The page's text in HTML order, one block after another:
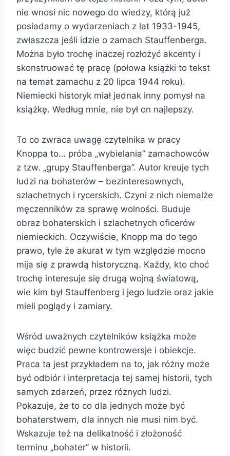
nie wnosi nic nowego do wiedzy, którą już
posiadamy o wydarzeniach z lat 1933-1945,
zwłaszcza jeśli idzie o zamach Stauffenberga.
Można było trochę inaczej rozłożyć akcenty i
skonstruować tę pracę (połowa książki to tekst
na temat zamachu z 20 lipca 1944 roku).
Niemiecki historyk miał jednak inny pomysł na
książkę. Według mnie, nie był on najlepszy.
To co zwraca uwagę czytelnika w pracy
Knoppa to… próba „wybielania” zamachowców
z tzw. „grupy Stauffenberga”. Autor kreuje tych
ludzi na bohaterów – bezinteresownych,
szlachetnych i rycerskich. Czyni z nich niemalże
męczenników za sprawę wolności. Buduje
obraz bohaterskich i szlachetnych oficerów
niemieckich. Oczywiście, Knopp ma do tego
prawo, tyle że akurat w tym względzie mocno
mija się z prawdą historyczną. Każdy, kto choć
trochę interesuje się drugą wojną światową,
wie kim był Stauffenberg i jego ludzie oraz jakie
mieli poglądy i zamiary.
Wśród uważnych czytelników książka może
więc budzić pewne kontrowersje i obiekcje.
Praca ta jest przykładem na to, jak różny może
być odbiór i interpretacja tej samej historii, tych
samych zdarzeń, przez różnych ludzi.
Pokazuje, że to co dla jednych może być
bohaterstwem, dla innych nie musi nim być.
Wskazuje też na delikatność i złożoność
terminu „bohater” w historii.